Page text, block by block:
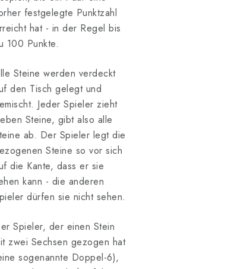
festgelegte Punktzahl
hat - in der Regel bis
100 Punkte.
Steine werden verdeckt
den Tisch gelegt und
Jeder Spieler zieht
Steine, gibt also alle
ab. Der Spieler legt die
Steine so vor sich
die Kante, dass er sie
kann - die anderen
dürfen sie nicht sehen.
Spieler, der einen Stein
zwei Sechsen gezogen hat
sogenannte Doppel-6),